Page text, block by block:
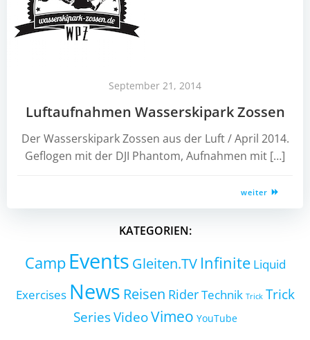
September 21, 2014
Luftaufnahmen Wasserskipark Zossen
Der Wasserskipark Zossen aus der Luft / April 2014.
Geflogen mit der DJI Phantom, Aufnahmen mit […]
weiter
KATEGORIEN:
Camp Events Gleiten.TV Infinite Liquid
Exercises News Reisen RiderTechnik Trick Trick
SeriesVideoVimeo YouTube